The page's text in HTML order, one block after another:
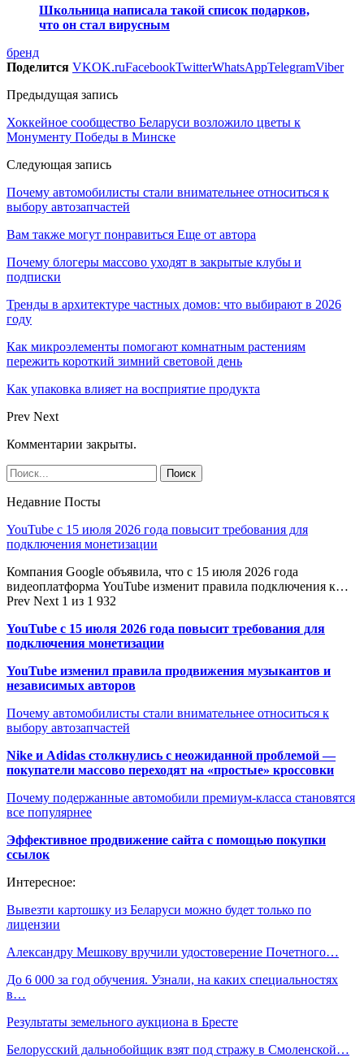
Школьница написала такой список подарков,
что он стал вирусным
бренд
Поделится VKOK.ruFacebookTwitterWhatsAppTelegramViber
Предыдущая запись
Хоккейное сообщество Беларуси возложило цветы к
Монументу Победы в Минске
Следующая запись
Почему автомобилисты стали внимательнее относиться к
выбору автозапчастей
Вам также могут понравиться Еще от автора
Почему блогеры массово уходят в закрытые клубы и
подписки
Тренды в архитектуре частных домов: что выбирают в 2026
году
Как микроэлементы помогают комнатным растениям
пережить короткий зимний световой день
Как упаковка влияет на восприятие продукта
Prev Next
Комментарии закрыты.
Недавние Посты
YouTube с 15 июля 2026 года повысит требования для
подключения монетизации
Компания Google объявила, что с 15 июля 2026 года
видеоплатформа YouTube изменит правила подключения к…
Prev Next 1 из 1 932
YouTube с 15 июля 2026 года повысит требования для
подключения монетизации
YouTube изменил правила продвижения музыкантов и
независимых авторов
Почему автомобилисты стали внимательнее относиться к
выбору автозапчастей
Nike и Adidas столкнулись с неожиданной проблемой —
покупатели массово переходят на «простые» кроссовки
Почему подержанные автомобили премиум-класса становятся
все популярнее
Эффективное продвижение сайта с помощью покупки
ссылок
Интересное:
Вывезти картошку из Беларуси можно будет только по
лицензии
Александру Мешкову вручили удостоверение Почетного…
До 6 000 за год обучения. Узнали, на каких специальностях
в…
Результаты земельного аукциона в Бресте
Белорусский дальнобойщик взят под стражу в Смоленской…